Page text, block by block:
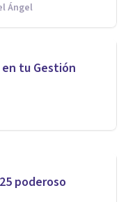
Ángel
tu Gestión
tener
éxito?
poderoso